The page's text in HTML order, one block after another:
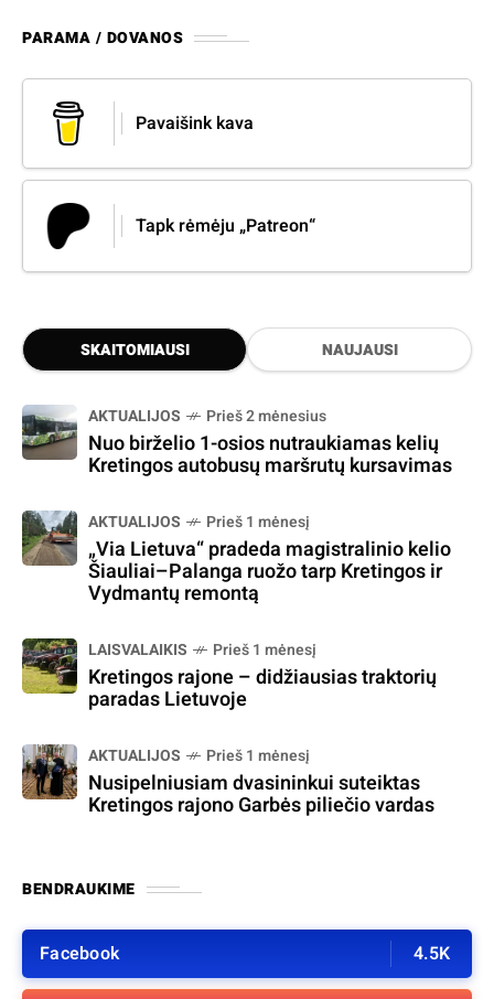
PARAMA / DOVANOS
Pavaišink kava
Tapk rėmėju „Patreon“
SKAITOMIAUSI NAUJAUSI
AKTUALIJOS Prieš 2 mėnesius
Nuo birželio 1-osios nutraukiamas kelių
Kretingos autobusų maršrutų kursavimas
AKTUALIJOS Prieš 1 mėnesį
„Via Lietuva“ pradeda magistralinio kelio
Šiauliai–Palanga ruožo tarp Kretingos ir
Vydmantų remontą
LAISVALAIKIS Prieš 1 mėnesį
Kretingos rajone – didžiausias traktorių
paradas Lietuvoje
AKTUALIJOS Prieš 1 mėnesį
Nusipelniusiam dvasininkui suteiktas
Kretingos rajono Garbės piliečio vardas
BENDRAUKIME
Facebook 4.5K